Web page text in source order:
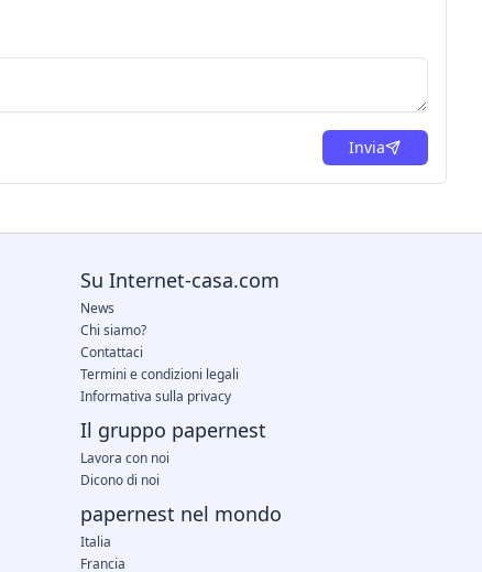
Invia
Su Internet-casa.com
News
Chi siamo?
Contattaci
Termini e condizioni legali
Informativa sulla privacy
Il gruppo papernest
Lavora con noi
Dicono di noi
papernest nel mondo
Italia
Francia